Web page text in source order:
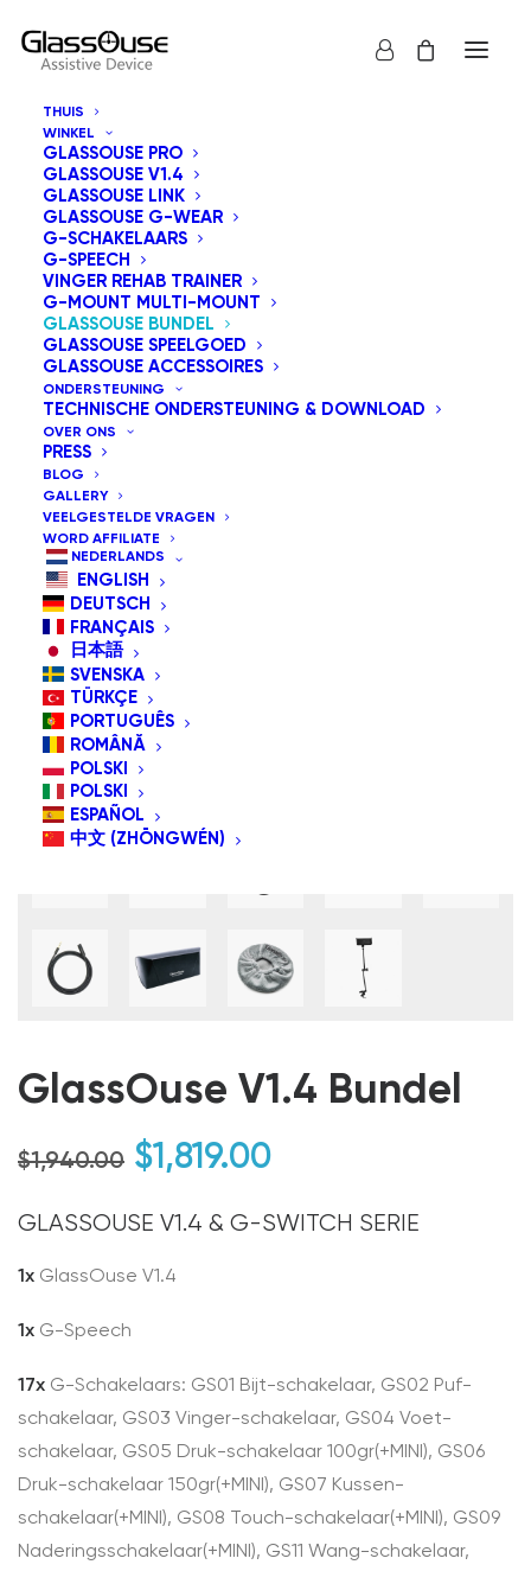
THUIS
WINKEL
GLASSOUSE PRO
GLASSOUSE V1.4
GLASSOUSE LINK
GLASSOUSE G-WEAR
G-SCHAKELAARS
G-SPEECH
VINGER REHAB TRAINER
G-MOUNT MULTI-MOUNT
GLASSOUSE BUNDEL
GLASSOUSE SPEELGOED
GLASSOUSE ACCESSOIRES
ONDERSTEUNING
TECHNISCHE ONDERSTEUNING & DOWNLOAD
OVER ONS
PRESS
BLOG
GALLERY
VEELGESTELDE VRAGEN
WORD AFFILIATE
NEDERLANDS
ENGLISH
DEUTSCH
FRANÇAIS
日本語
SVENSKA
TÜRKÇE
PORTUGUÊS
ROMÂNĂ
POLSKI
POLSKI
ESPAÑOL
中文 (ZHŌNGWÉN)
AANBIEDING!
GlassOuse V1.4 Bundel
$1,940.00 Oorspronkelijke
was:
$1,940.00.
$1,819.00Huidige
is:
GLASSOUSE V1.4 & G-SWITCH SERIE
1x GlassOuse V1.4
1x G-Speech
17x G-Schakelaars: GS01 Bijt-schakelaar, GS02 Puf-
schakelaar, GS03 Vinger-schakelaar, GS04 Voet-
schakelaar, GS05 Druk-schakelaar 100gr(+MINI), GS06
Druk-schakelaar 150gr(+MINI), GS07 Kussen-
schakelaar(+MINI), GS08 Touch-schakelaar(+MINI), GS09
Naderingsschakelaar(+MINI), GS11 Wang-schakelaar,